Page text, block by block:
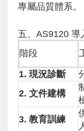
專屬品質體系。
五、AS9120 導
階段
1. 現況診斷
2. 文件建構
3. 教育訓練